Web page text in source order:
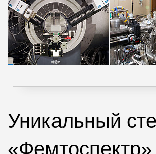
Уникальный
«Фемтоспектр»